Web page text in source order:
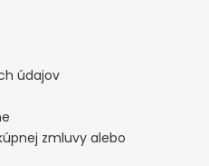
údajov
zmluvy alebo